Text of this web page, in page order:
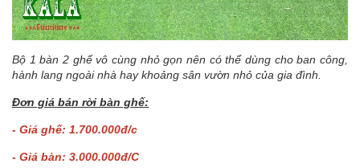
Bộ 1 bàn 2 ghế vô cùng nhỏ gọn nên có thể dùng cho ban công,
hành lang ngoài nhà hay khoảng sân vườn nhỏ của gia đình.
Đơn giá bán rời bàn ghế:
- Giá ghế: 1.700.000đ/c
- Giá bàn: 3.000.000đ/C